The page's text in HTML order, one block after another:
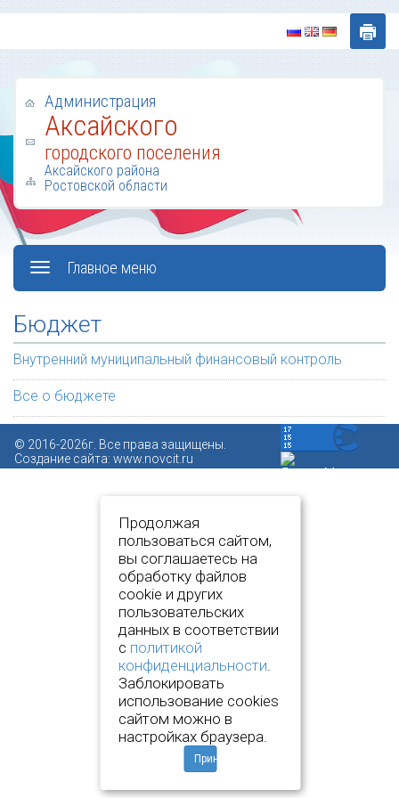
Администрация
Аксайского
городского поселения
Аксайского района
Ростовской области
Главное меню
Бюджет
Внутренний муниципальный финансовый контроль
Все о бюджете
© 2016-2026г. Все права защищены.
Создание сайта: www.novcit.ru
Продолжая
пользоваться сайтом,
вы соглашаетесь на
обработку файлов
cookie и других
пользовательских
данных в соответствии
с политикой
конфиденциальности.
Заблокировать
использование cookies
сайтом можно в
настройках браузера.
Принять